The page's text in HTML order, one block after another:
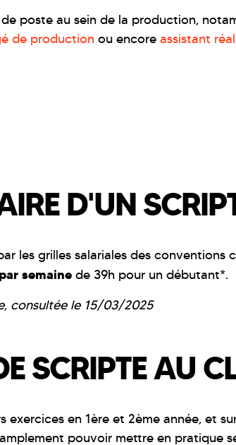
poste au sein de la production,
de production ou encore assistant
D'UN
les grilles salariales des conventions
par semaine de 39h pour un débutant*.
consultée le 15/03/2025
SCRIPTE AU
en 1ère et 2ème année, et
pouvoir mettre en pratique